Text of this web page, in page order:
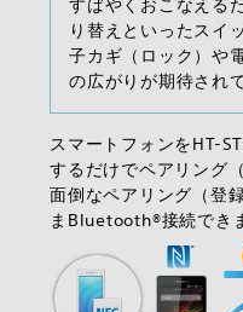
すばやくおこなえる
り替えといったスイ
子カギ（ロック）や
の広がりが期待され
スマートフォンをHT-
するだけでペアリング
面倒なペアリング（登
まBluetooth®接続でき